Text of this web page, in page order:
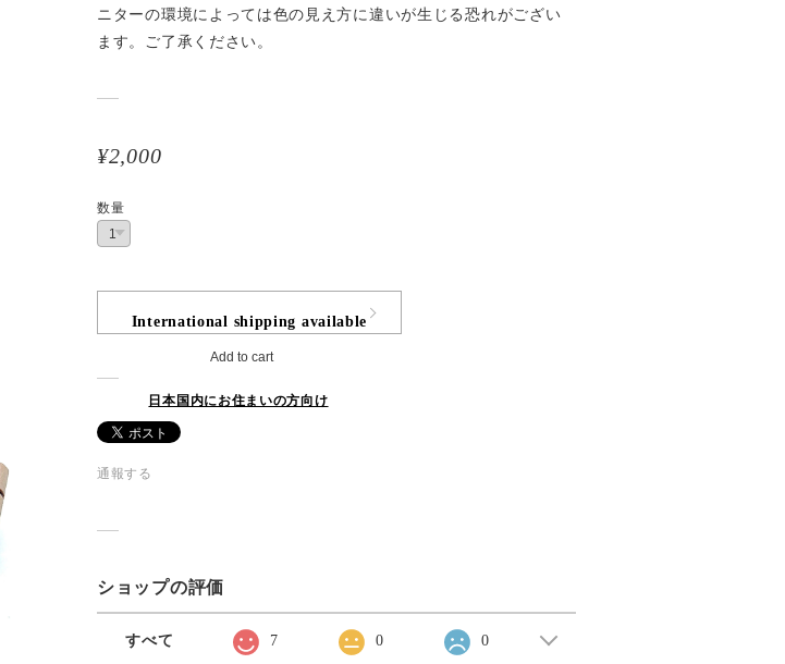
ニターの環境によっては色の見え方に違いが生じる恐れがござい
ます。ご了承ください。
¥2,000
数量
International shipping available
Add to cart
日本国内にお住まいの方向け
通報する
ショップの評価
すべて 7 0 0